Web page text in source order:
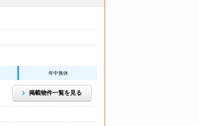
年中無休
掲載物件一覧を見る